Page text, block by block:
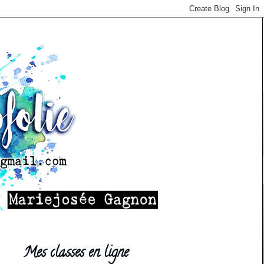
Mes classes en ligne